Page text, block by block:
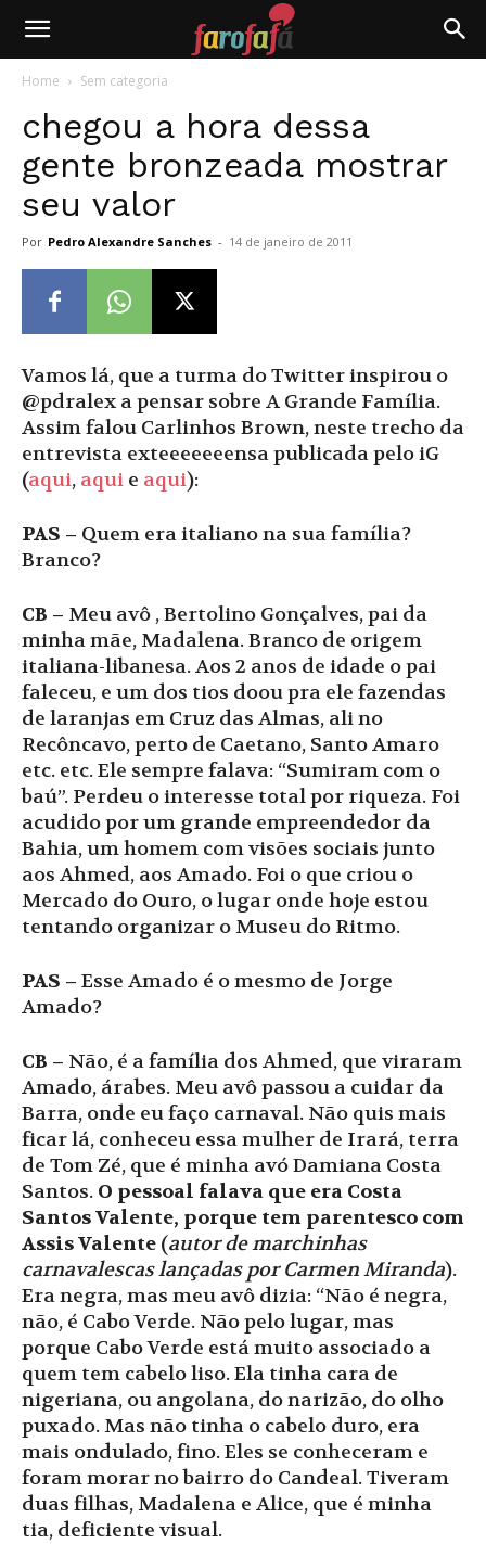
Farofafá
Home Sem categoria
chegou a hora dessa
gente bronzeada mostrar
seu valor
Por Pedro Alexandre Sanches - 14 de janeiro de 2011
Vamos lá, que a turma do Twitter inspirou o
@pdralex a pensar sobre A Grande Família.
Assim falou Carlinhos Brown, neste trecho da
entrevista exteeeeeeensa publicada pelo iG
(aqui, aqui e aqui):
PAS – Quem era italiano na sua família?
Branco?
CB – Meu avô , Bertolino Gonçalves, pai da
minha mãe, Madalena. Branco de origem
italiana-libanesa. Aos 2 anos de idade o pai
faleceu, e um dos tios doou pra ele fazendas
de laranjas em Cruz das Almas, ali no
Recôncavo, perto de Caetano, Santo Amaro
etc. etc. Ele sempre falava: “Sumiram com o
baú”. Perdeu o interesse total por riqueza. Foi
acudido por um grande empreendedor da
Bahia, um homem com visões sociais junto
aos Ahmed, aos Amado. Foi o que criou o
Mercado do Ouro, o lugar onde hoje estou
tentando organizar o Museu do Ritmo.
PAS – Esse Amado é o mesmo de Jorge
Amado?
CB – Não, é a família dos Ahmed, que viraram
Amado, árabes. Meu avô passou a cuidar da
Barra, onde eu faço carnaval. Não quis mais
ficar lá, conheceu essa mulher de Irará, terra
de Tom Zé, que é minha avó Damiana Costa
Santos. O pessoal falava que era Costa
Santos Valente, porque tem parentesco com
Assis Valente (autor de marchinhas
carnavalescas lançadas por Carmen Miranda).
Era negra, mas meu avô dizia: “Não é negra,
não, é Cabo Verde. Não pelo lugar, mas
porque Cabo Verde está muito associado a
quem tem cabelo liso. Ela tinha cara de
nigeriana, ou angolana, do narizão, do olho
puxado. Mas não tinha o cabelo duro, era
mais ondulado, fino. Eles se conheceram e
foram morar no bairro do Candeal. Tiveram
duas filhas, Madalena e Alice, que é minha
tia, deficiente visual.